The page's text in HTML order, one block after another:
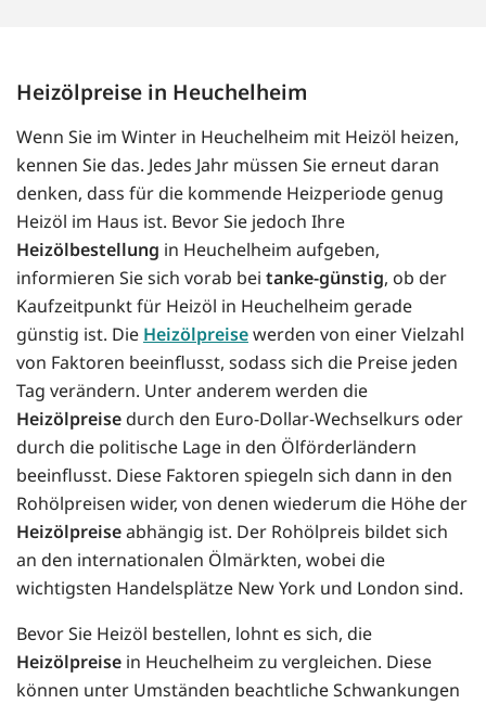
Heizölpreise in Heuchelheim
Wenn Sie im Winter in Heuchelheim mit Heizöl heizen,
kennen Sie das. Jedes Jahr müssen Sie erneut daran
denken, dass für die kommende Heizperiode genug
Heizöl im Haus ist. Bevor Sie jedoch Ihre
Heizölbestellung in Heuchelheim aufgeben,
informieren Sie sich vorab bei tanke-günstig, ob der
Kaufzeitpunkt für Heizöl in Heuchelheim gerade
günstig ist. Die Heizölpreisewerden von einer Vielzahl
von Faktoren beeinflusst, sodass sich die Preise jeden
Tag verändern. Unter anderem werden die
Heizölpreise durch den Euro-Dollar-Wechselkurs oder
durch die politische Lage in den Ölförderländern
beeinflusst. Diese Faktoren spiegeln sich dann in den
Rohölpreisen wider, von denen wiederum die Höhe der
Heizölpreiseabhängig ist. Der Rohölpreis bildet sich
an den internationalen Ölmärkten, wobei die
wichtigsten Handelsplätze New York und London sind.
Bevor Sie Heizöl bestellen, lohnt es sich, die
Heizölpreise in Heuchelheim zu vergleichen. Diese
können unter Umständen beachtliche Schwankungen